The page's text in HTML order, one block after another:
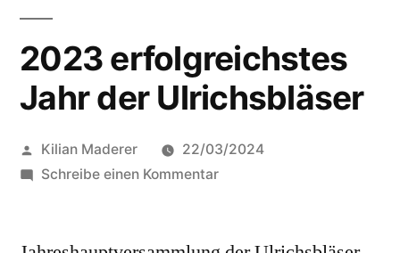
2023 erfolgreichstes
Jahr der Ulrichsbläser
Veröffentlicht
von
Kilian Maderer
22/03/2024
Schreibe einen Kommentarzu
Jahr